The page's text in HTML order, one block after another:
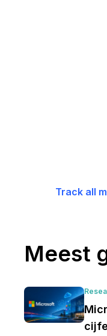
Track all
Meest